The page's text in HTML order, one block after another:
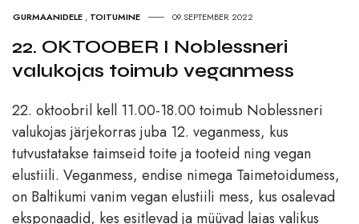
GURMAANIDELE , TOITUMINE 09.SEPTEMBER 2022
22. OKTOOBER I Noblessneri
valukojas toimub veganmess
22. oktoobril kell 11.00-18.00 toimub Noblessneri
valukojas järjekorras juba 12. veganmess, kus
tutvustatakse taimseid toite ja tooteid ning vegan
elustiili. Veganmess, endise nimega Taimetoidumess,
on Baltikumi vanim vegan elustiili mess, kus osalevad
eksponaadid, kes esitlevad ja müüvad laias valikus